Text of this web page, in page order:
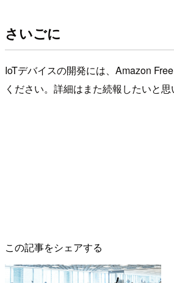
さいごに
IoTデバイスの開発には、Amazon
ください。詳細はまた続報したいと思
この記事をシェアする